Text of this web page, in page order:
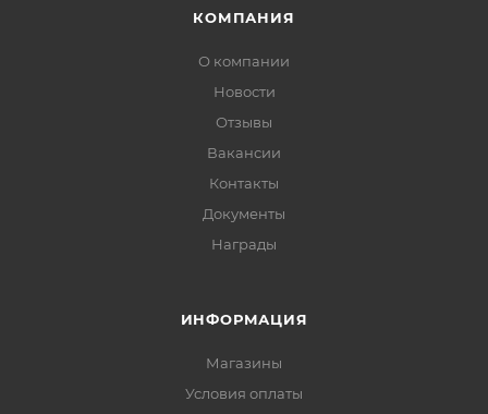
КОМПАНИЯ
О компании
Новости
Отзывы
Вакансии
Контакты
Документы
Награды
ИНФОРМАЦИЯ
Магазины
Условия оплаты